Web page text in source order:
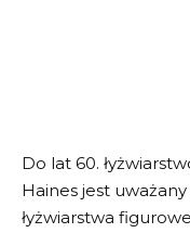
Do lat 60.
Haines jest
łyżwiarstwa